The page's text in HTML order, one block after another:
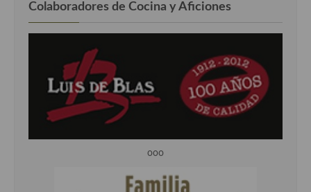
Colaboradores de Cocina y Aficiones
ooo